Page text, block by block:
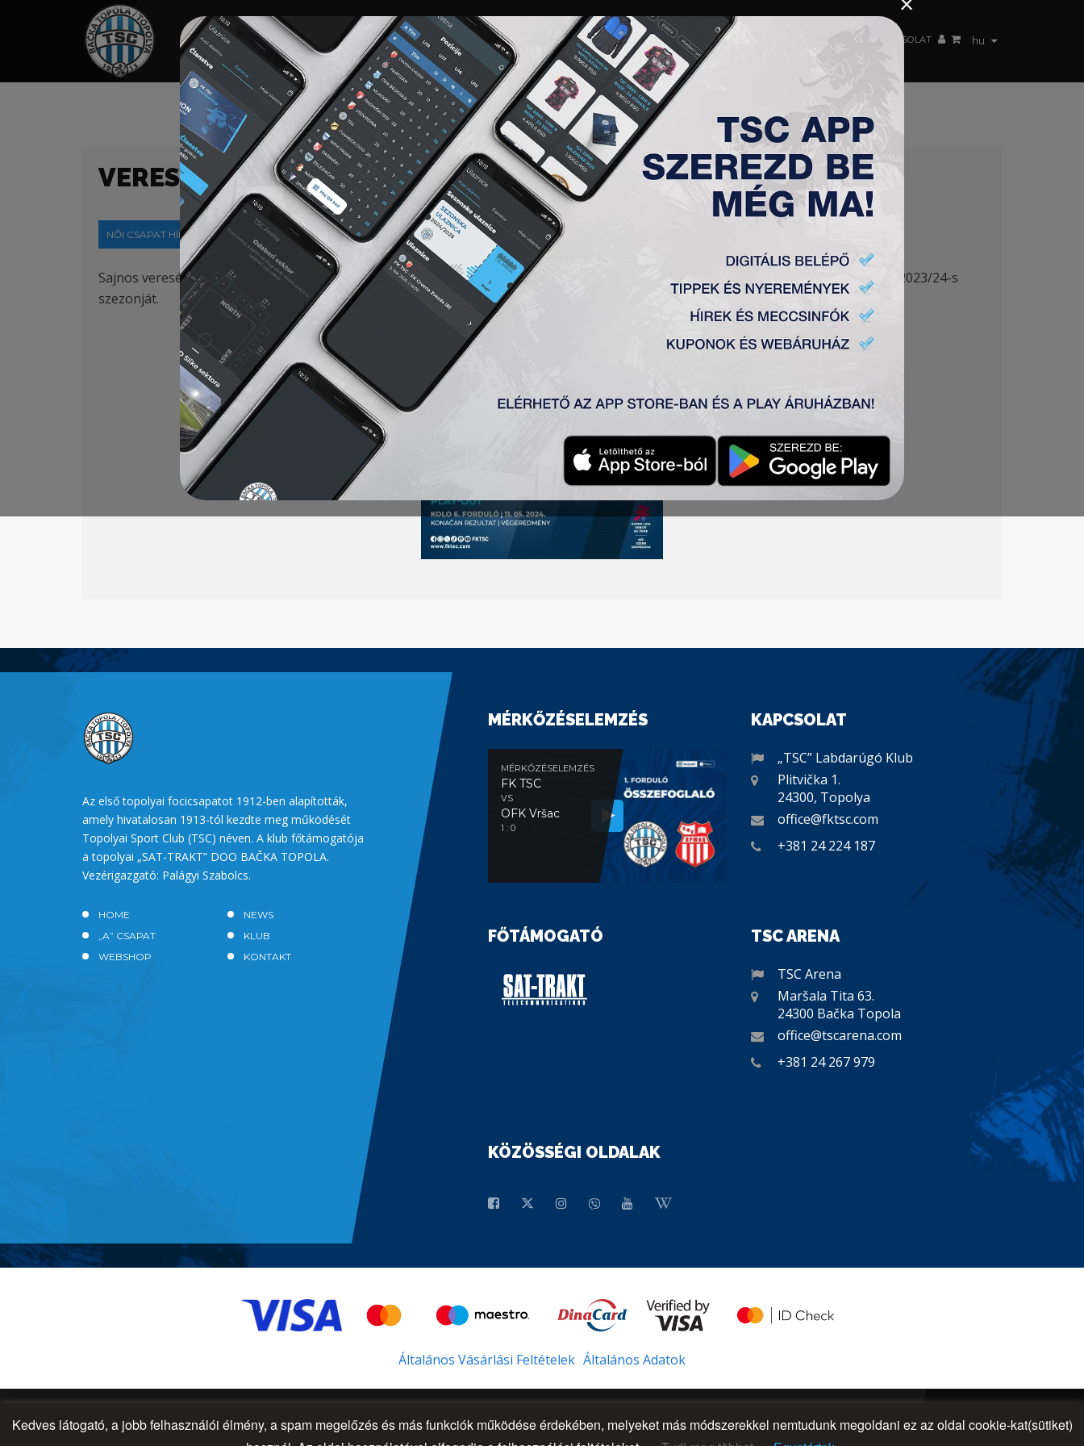
hu
HOME TÁMOGATÓK NEWS GALÉRIA „A” CSAPAT TAGSÁG JEGYEK AKKREDITÁCIÓ KLUB AKADÉMIA NŐI CSAPAT KAPCSOLAT
VERESÉG AZ UTOLSÓ FORDULÓBAN
NŐI CSAPAT HÍREK 2024-05-13
Sajnos vereséggel zártuk az idényt: Radnički 1923 – TSC 2:1. Gólunkat Elena Rodić szerezte. Csapatunk a 6. helyen zárta a Szuperliga 2023/24-s
szezonját.
Az első topolyai focicsapatot 1912-ben alapították,
amely hivatalosan 1913-tól kezdte meg működését
Topolyai Sport Club (TSC) néven. A klub főtámogatója
a topolyai „SAT-TRAKT” DOO BAČKA TOPOLA.
Vezérigazgató: Palágyi Szabolcs.
HOME
NEWS
„A” CSAPAT
KLUB
WEBSHOP
KONTAKT
MÉRKŐZÉSELEMZÉS
MÉRKŐZÉSELEMZÉS
FK TSC
VS
OFK Vršac
1 : 0
KAPCSOLAT
„TSC” Labdarúgó Klub
Plitvička 1.
24300, Topolya
office@fktsc.com
+381 24 224 187
FŐTÁMOGATÓ TSC ARENA
TSC Arena
Maršala Tita 63.
24300 Bačka Topola
office@tscarena.com
+381 24 267 979
KÖZÖSSÉGI OLDALAK
Általános Vásárlási Feltételek Általános Adatok
© 2026 - All Rights Reserved UP
Kedves látogató, a jobb felhasználói élmény, a spam megelőzés és más funkciók működése érdekében, melyeket más módszerekkel nemtudunk megoldani ez az oldal cookie-kat(sütiket)